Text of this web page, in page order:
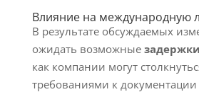
Влияние на международную
В результате обсуждаемых
ожидать возможные задержки
как компании могут
требованиями к